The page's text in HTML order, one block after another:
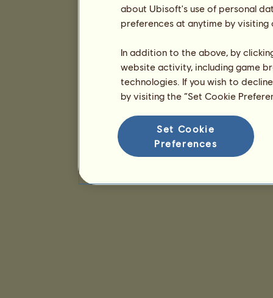
about Ubisoft's use of personal
preferences at anytime by
In addition to the above, by
website activity, including game
technologies. If you wish to
by visiting the “Set Cookie
Set Cookie
Preferences